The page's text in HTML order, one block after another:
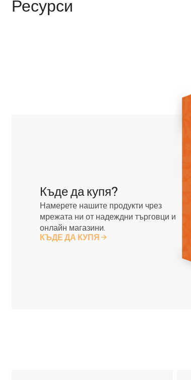
Ресурси
Намерете нашите продукти чрез
мрежата ни от надеждни търговци и
онлайн магазини.
Къде да купя?
КЪДЕ ДА КУПЯ